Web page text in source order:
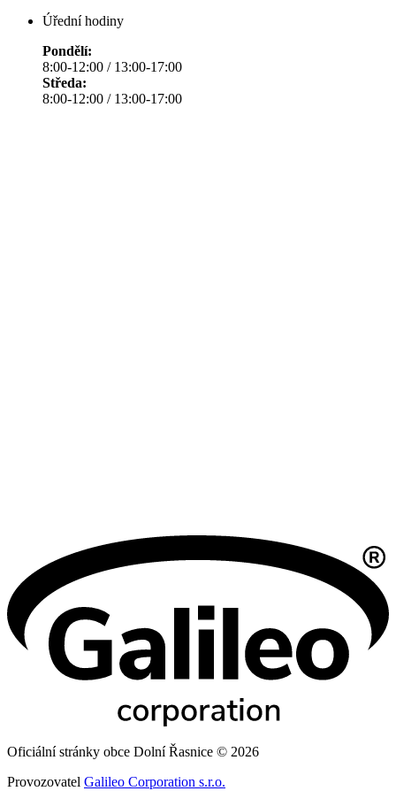
Úřední hodiny
Pondělí:
8:00-12:00 / 13:00-17:00
Středa:
8:00-12:00 / 13:00-17:00
Oficiální stránky obce Dolní Řasnice © 2026
Provozovatel Galileo Corporation s.r.o.